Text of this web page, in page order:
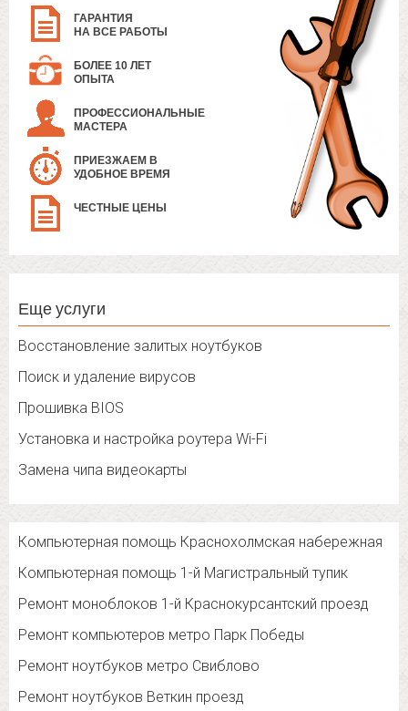
ГАРАНТИЯ
НА ВСЕ РАБОТЫ
БОЛЕЕ 10 ЛЕТ
ОПЫТА
ПРОФЕССИОНАЛЬНЫЕ
МАСТЕРА
ПРИЕЗЖАЕМ В
УДОБНОЕ ВРЕМЯ
ЧЕСТНЫЕ ЦЕНЫ
Еще услуги
Восстановление залитых ноутбуков
Поиск и удаление вирусов
Прошивка BIOS
Установка и настройка роутера Wi-Fi
Замена чипа видеокарты
Компьютерная помощь Краснохолмская набережная
Компьютерная помощь 1-й Магистральный тупик
Ремонт моноблоков 1-й Краснокурсантский проезд
Ремонт компьютеров метро Парк Победы
Ремонт ноутбуков метро Свиблово
Ремонт ноутбуков Веткин проезд